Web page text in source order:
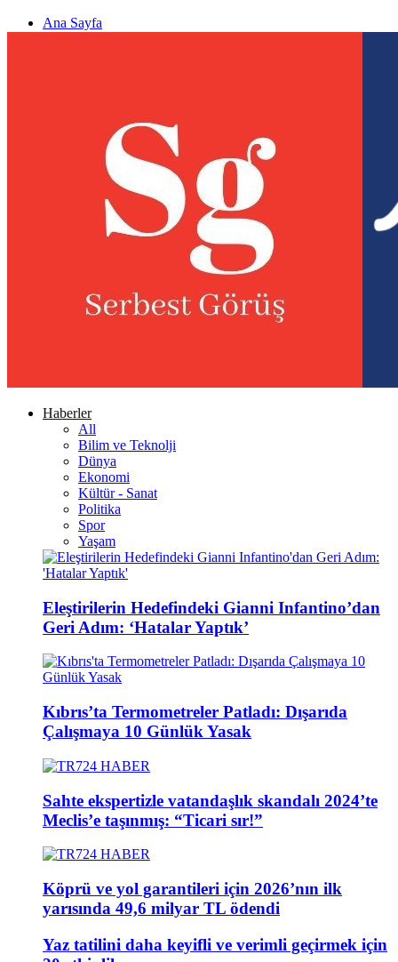
Ana Sayfa
Haberler
All
Bilim ve Teknolji
Dünya
Ekonomi
Kültür - Sanat
Politika
Spor
Yaşam
Eleştirilerin Hedefindeki Gianni Infantino’dan
Geri Adım: ‘Hatalar Yaptık’
Kıbrıs’ta Termometreler Patladı: Dışarıda
Çalışmaya 10 Günlük Yasak
Sahte ekspertizle vatandaşlık skandalı 2024’te
Meclis’e taşınmış: “Ticari sır!”
Köprü ve yol garantileri için 2026’nın ilk
yarısında 49,6 milyar TL ödendi
Yaz tatilini daha keyifli ve verimli geçirmek için